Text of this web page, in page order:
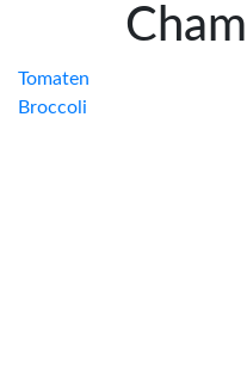
Tomaten
Broccoli